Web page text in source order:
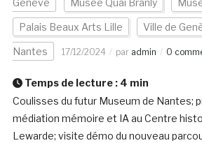
Genève Musée Quai Branly
Palais Beaux Arts Lille Ville de
Nantes 17/12/2024 par admin 0
Temps de lecture : 4 min
Coulisses du futur Museum de Nantes;
médiation mémoire et IA au Centre
Lewarde; visite démo du nouveau